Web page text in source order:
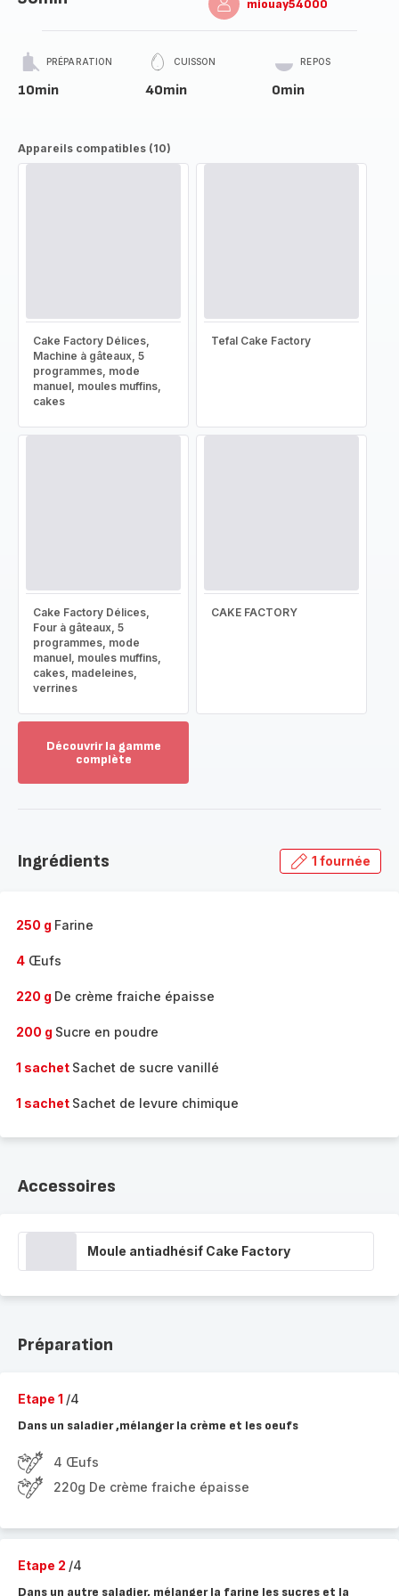
miouay54000
PRÉPARATION
10min
CUISSON
40min
REPOS
0min
Appareils compatibles (10)
Cake Factory Délices,
Machine à gâteaux, 5
programmes, mode
manuel, moules muffins,
cakes
Tefal Cake Factory
Cake Factory Délices,
Four à gâteaux, 5
programmes, mode
manuel, moules muffins,
cakes, madeleines,
verrines
CAKE FACTORY
Découvrir la gamme
complète
gamme
Ingrédients 1 fournée
250 g Farine
4 Œufs
220 g De crème fraiche épaisse
200 g Sucre en poudre
1 sachet Sachet de sucre vanillé
1 sachet Sachet de levure chimique
Accessoires
Moule antiadhésif Cake Factory
Préparation
Etape 1 /4
Dans un saladier ,mélanger la crème et les oeufs
4 Œufs
220g De crème fraiche épaisse
Etape 2 /4
Dans un autre saladier, mélanger la farine les sucres et la